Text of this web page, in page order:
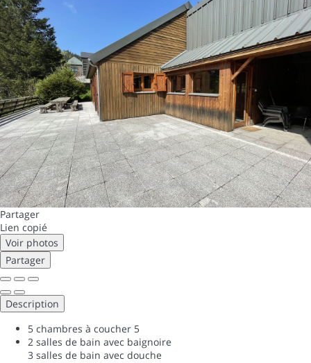
Partager
Lien copié
Voir photos
Partager
Description
5 chambres à coucher 5
2 salles de bain avec baignoire
3 salles de bain avec douche